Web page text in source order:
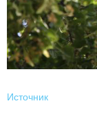
Источник